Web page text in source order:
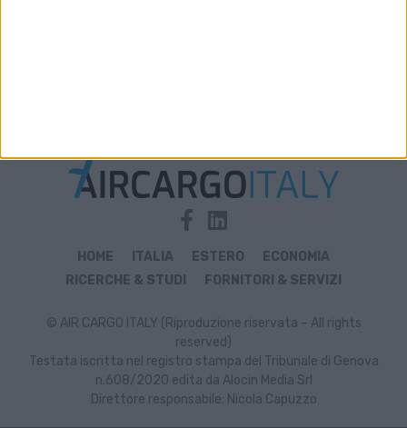
HOME ITALIA ESTERO
ECONOMIA
RICERCHE & STUDI
FORNITORI & SERVIZI
© AIR CARGO ITALY (Riproduzione riservata – All rights
reserved)
Testata iscritta nel registro stampa del Tribunale di Genova
n.608/2020 edita da Alocin Media Srl
Direttore responsabile: Nicola Capuzzo